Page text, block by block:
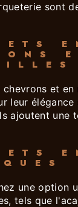
sont
chevrons et
leur élégance
ajoutent une
une option
tels que